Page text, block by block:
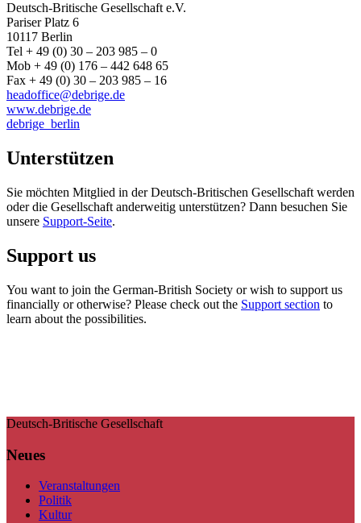
Deutsch-Britische Gesellschaft e.V.
Pariser Platz 6
10117 Berlin
Tel + 49 (0) 30 – 203 985 – 0
Mob + 49 (0) 176 – 442 648 65
Fax + 49 (0) 30 – 203 985 – 16
headoffice@debrige.de
www.debrige.de
debrige_berlin
Unterstützen
Sie möchten Mitglied in der Deutsch-Britischen Gesellschaft werden
oder die Gesellschaft anderweitig unterstützen? Dann besuchen Sie
unsere Support-Seite.
Support us
You want to join the German-British Society or wish to support us
financially or otherwise? Please check out the Support section to
learn about the possibilities.
Deutsch-Britische Gesellschaft
Neues
Veranstaltungen
Politik
Kultur